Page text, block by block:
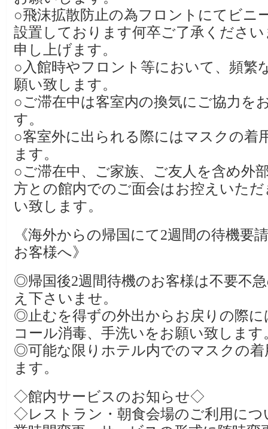
○飛沫拡散防止の為フロントにてビニ
設置しております何卒ご了承くださ
申し上げます。
○入館時やフロント等において、頻繁
願い致します。
○ご滞在中は客室内の換気にご協力を
す。
○客室外に出られる際にはマスクの着
ます。
○ご滞在中、ご家族、ご友人を含め外
方との館内でのご面会はお控えいた
い致します。
《海外からの帰国にて2週間の待機要
お客様へ》
◎帰国後2週間待機のお客様は不要不
え下さいませ。
◎止むを得ずの外出からお戻りの際に
コール消毒、手洗いをお願い致します
◎可能な限りホテル内でのマスクの着
ます。
◇館内サービスのお知らせ◇
◇レストラン・朝食会場のご利用につ